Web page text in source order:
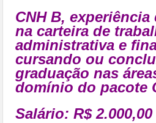
CNH B,
na carteira de
administrativa e
cursando ou
graduação nas
domínio do pacote
Salário: R$ 2.000,00